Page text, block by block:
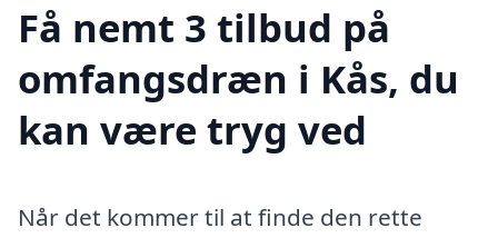
Få nemt 3 tilbud på
omfangsdræn i Kås, du
kan være tryg ved
Når det kommer til at finde den rette